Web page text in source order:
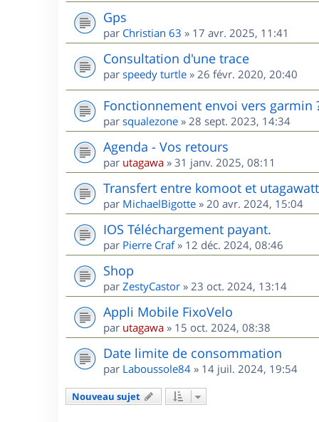
Gps
par Christian 63 » 17 avr. 2025, 11:41
Consultation d'une trace
par speedy turtle » 26 févr. 2020, 20:40
Fonctionnement envoi vers garmin
par squalezone » 28 sept. 2023, 14:34
Agenda - Vos retours
par utagawa » 31 janv. 2025, 08:11
Transfert entre komoot et utagawatt
par MichaelBigotte » 20 avr. 2024, 15:04
IOS Téléchargement payant.
par Pierre Craf» 12 déc. 2024, 08:46
Shop
par ZestyCastor » 23 oct. 2024, 13:14
Appli Mobile FixoVelo
par utagawa » 15 oct. 2024, 08:38
Date limite de consommation
par Laboussole84 » 14 juil. 2024, 19:54
Nouveau sujet